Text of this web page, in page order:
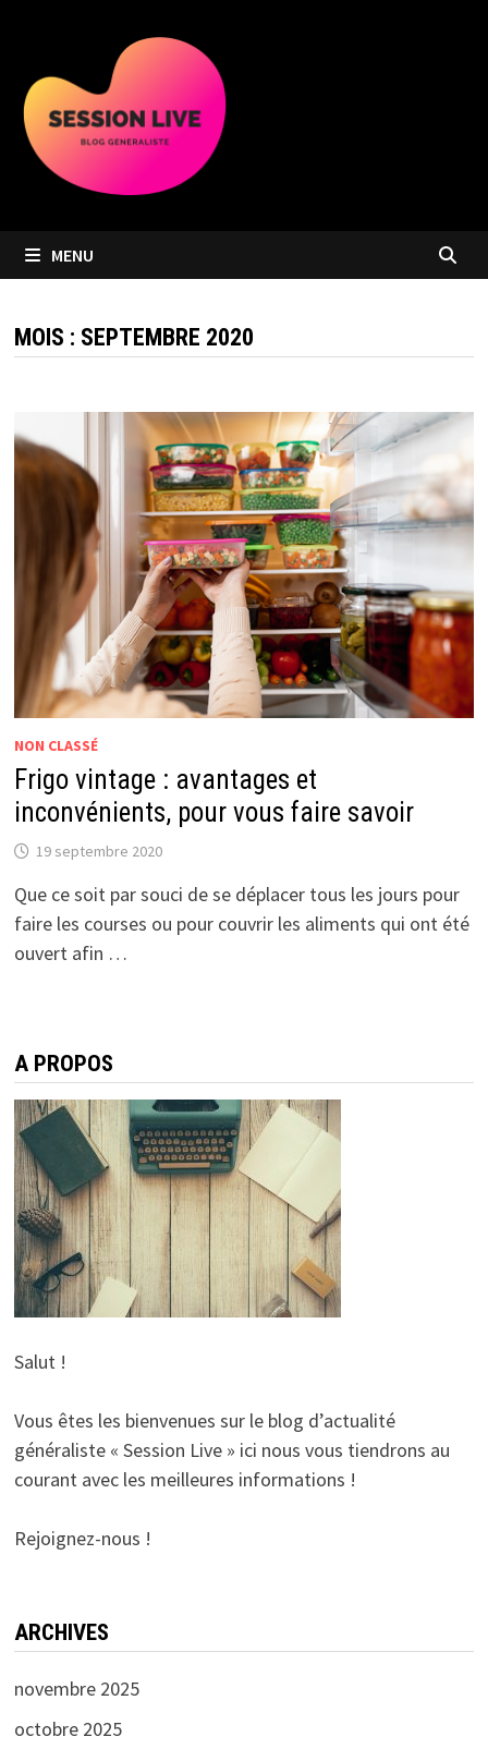
contenu
MENU
MOIS : SEPTEMBRE 2020
NON CLASSÉ
Frigo vintage : avantages et
inconvénients, pour vous faire savoir
19 septembre 2020
Que ce soit par souci de se déplacer tous les jours pour
faire les courses ou pour couvrir les aliments qui ont été
ouvert afin …
A PROPOS
Salut !
Vous êtes les bienvenues sur le blog d’actualité
généraliste « Session Live » ici nous vous tiendrons au
courant avec les meilleures informations !
Rejoignez-nous !
ARCHIVES
novembre 2025
octobre 2025